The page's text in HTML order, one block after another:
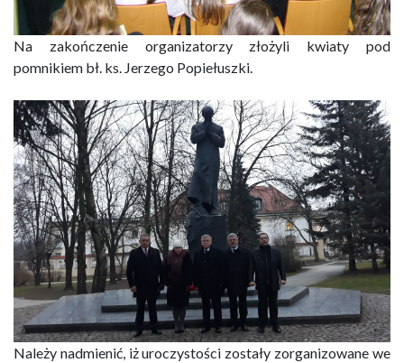
Na zakończenie organizatorzy złożyli kwiaty pod
pomnikiem bł. ks. Jerzego Popiełuszki.
Należy nadmienić, iż uroczystości zostały zorganizowane we